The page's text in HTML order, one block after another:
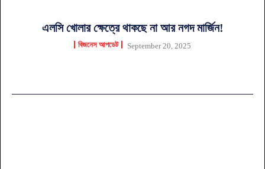
এলসি খোলার ক্ষেত্রে থাকছে না আর নগদ মার্জিন!
বিজনেস আপডেট September 20, 2025